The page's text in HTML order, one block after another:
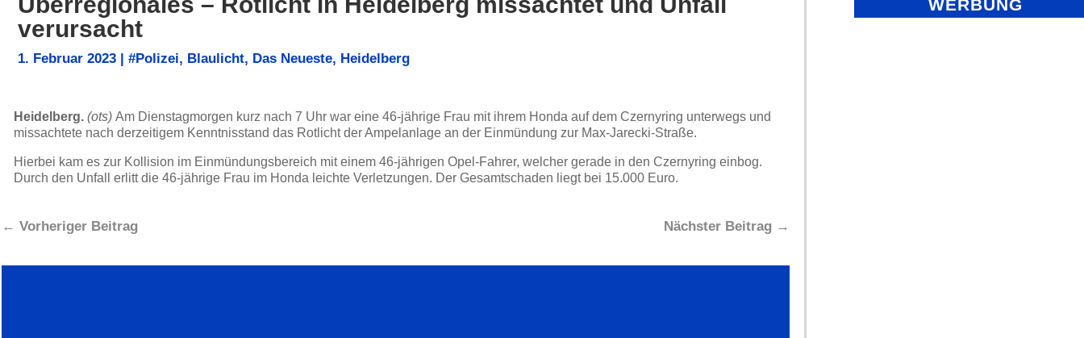
verursacht
1. Februar 2023 | #Polizei, Blaulicht, Das Neueste, Heidelberg
Heidelberg. (ots) Am Dienstagmorgen kurz nach 7 Uhr war eine 46-jährige Frau mit ihrem Honda auf dem Czernyring unterwegs und
missachtete nach derzeitigem Kenntnisstand das Rotlicht der Ampelanlage an der Einmündung zur Max-Jarecki-Straße.
Hierbei kam es zur Kollision im Einmündungsbereich mit einem 46-jährigen Opel-Fahrer, welcher gerade in den Czernyring einbog.
Durch den Unfall erlitt die 46-jährige Frau im Honda leichte Verletzungen. Der Gesamtschaden liegt bei 15.000 Euro.
← Vorheriger Beitrag Nächster Beitrag→
WERBUNG